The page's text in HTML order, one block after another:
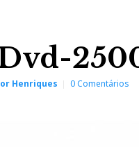
Henriques 0 Comentários